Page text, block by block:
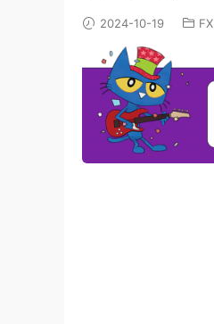
2024-10-19 FX